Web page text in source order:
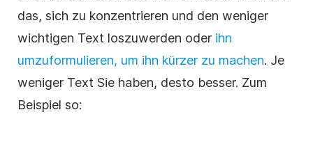
das, sich zu konzentrieren und den weniger
wichtigen Text loszuwerden oder ihn
umzuformulieren, um ihn kürzer zu machen. Je
weniger Text Sie haben, desto besser. Zum
Beispiel so: